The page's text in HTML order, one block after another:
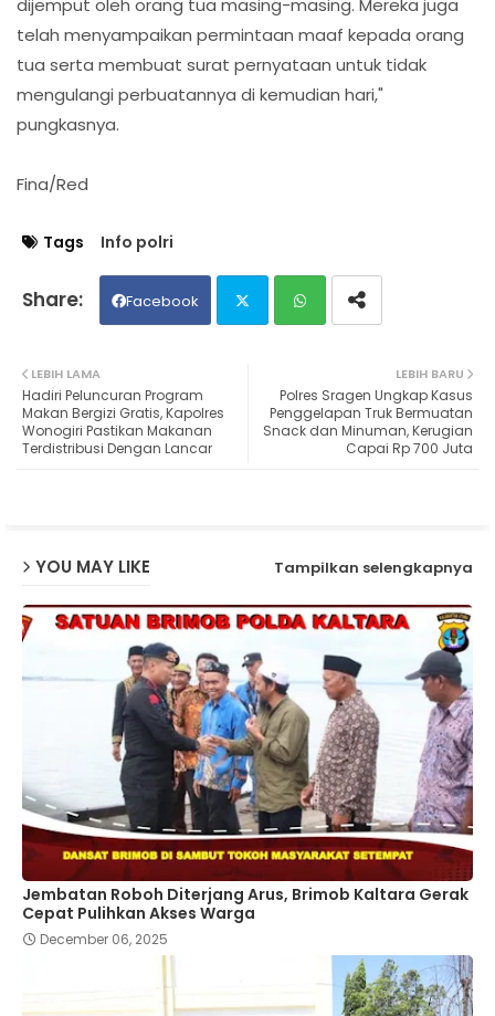
dijemput oleh orang tua masing-masing. Mereka juga
telah menyampaikan permintaan maaf kepada orang
tua serta membuat surat pernyataan untuk tidak
mengulangi perbuatannya di kemudian hari,"
pungkasnya.
Fina/Red
Tags Info polri
Facebook
ats
LEBIH BARU
Polres Sragen Ungkap Kasus
Penggelapan Truk Bermuatan
Snack dan Minuman, Kerugian
Capai Rp 700 Juta
LEBIH LAMA
Hadiri Peluncuran Program
Makan Bergizi Gratis, Kapolres
Wonogiri Pastikan Makanan
Terdistribusi Dengan Lancar
YOU MAY LIKE Tampilkan selengkapnya
Jembatan Roboh Diterjang Arus, Brimob Kaltara Gerak
Cepat Pulihkan Akses Warga
December 06, 2025